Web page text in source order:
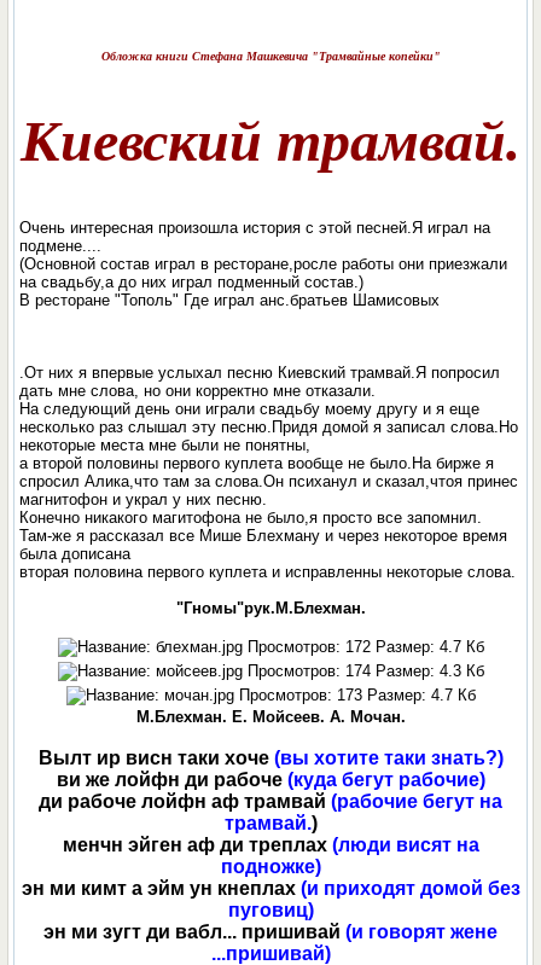
Обложка книги Стефана Машкевича "Трамвайные копейки"
Киевский трамвай.
Очень интересная произошла история с этой песней.Я играл на
подмене....
(Основной состав играл в ресторане,росле работы они приезжали
на свадьбу,а до них играл подменный состав.)
В ресторане "Тополь" Где играл анс.братьев Шамисовых
.От них я впервые услыхал песню Киевский трамвай.Я попросил
дать мне слова, но они корректно мне отказали.
На следующий день они играли свадьбу моему другу и я еще
несколько раз слышал эту песню.Придя домой я записал слова.Но
некоторые места мне были не понятны,
а второй половины первого куплета вообще не было.На бирже я
спросил Алика,что там за слова.Он психанул и сказал,чтоя принес
магнитофон и украл у них песню.
Конечно никакого магитофона не было,я просто все запомнил.
Там-же я рассказал все Мише Блехману и через некоторое время
была дописана
вторая половина первого куплета и исправленны некоторые слова.
"Гномы"рук.М.Блехман.
М.Блехман. Е. Мойсеев. А. Мочан.
Вылт ир висн таки хоче (вы хотите таки знать?)
ви же лойфн ди рабоче (куда бегут рабочие)
ди рабоче лойфн аф трамвай (рабочие бегут на
трамвай.)
менчн эйген аф ди треплах (люди висят на
подножке)
эн ми кимт а эйм ун кнеплах (и приходят домой без
пуговиц)
эн ми зугт ди вабл... пришивай (и говорят жене
...пришивай)